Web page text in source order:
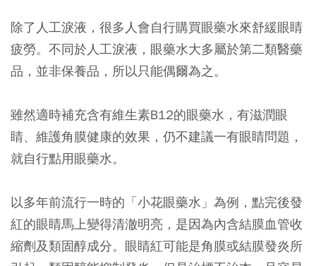
除了人工淚液，很多人會自行購買眼藥水來舒緩眼睛
疲勞。不同於人工淚液，眼藥水大多屬於第二類醫藥
品，並非保養品，所以只能偶爾為之。
雖然適時補充含有維生素B12的眼藥水，有滋潤眼
睛、維護角膜健康的效果，仍不建議一有眼睛問題，
就自行點用眼藥水。
以多年前流行一時的「小花眼藥水」為例，點完後發
紅的眼睛馬上變得清澈明亮，是因為內含結膜血管收
縮劑及類固醇成分。眼睛紅可能是角膜或結膜發炎所